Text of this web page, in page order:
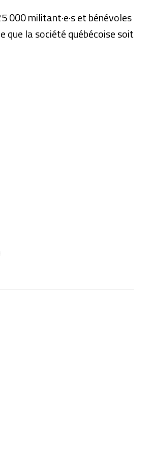
militant·e·s et bénévoles
que la société québécoise soit